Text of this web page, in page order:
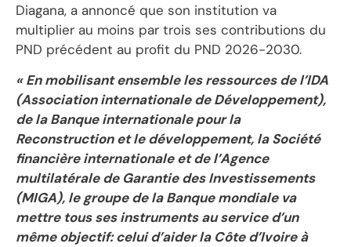
Diagana, a annoncé que son institution va
multiplier au moins par trois ses contributions du
PND précédent au profit du PND 2026-2030.
« En mobilisant ensemble les ressources de l’IDA
(Association internationale de Développement),
de la Banque internationale pour la
Reconstruction et le développement, la Société
financière internationale et de l’Agence
multilatérale de Garantie des Investissements
(MIGA), le groupe de la Banque mondiale va
mettre tous ses instruments au service d’un
même objectif: celui d’aider la Côte d’Ivoire à